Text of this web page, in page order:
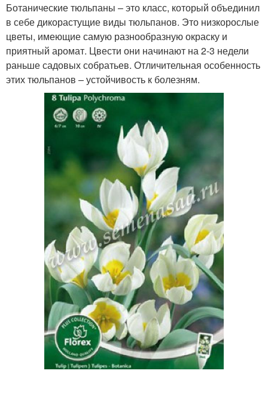
Ботанические тюльпаны – это класс, который объединил
в себе дикорастущие виды тюльпанов. Это низкорослые
цветы, имеющие самую разнообразную окраску и
приятный аромат. Цвести они начинают на 2-3 недели
раньше садовых собратьев. Отличительная особенность
этих тюльпанов – устойчивость к болезням.